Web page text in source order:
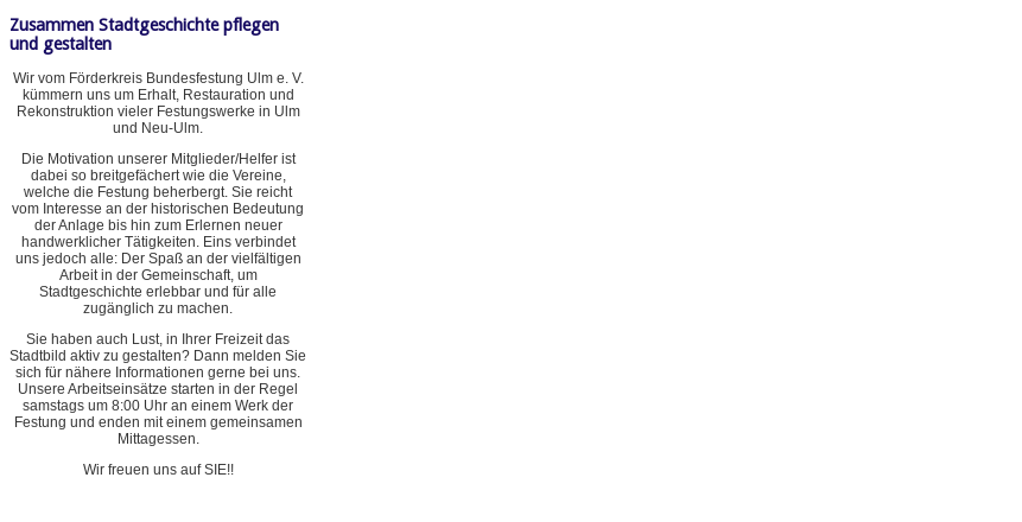
Zusammen Stadtgeschichte pflegen
und gestalten
Wir vom Förderkreis Bundesfestung Ulm e. V.
kümmern uns um Erhalt, Restauration und
Rekonstruktion vieler Festungswerke in Ulm
und Neu-Ulm.
Die Motivation unserer Mitglieder/Helfer ist
dabei so breitgefächert wie die Vereine,
welche die Festung beherbergt. Sie reicht
vom Interesse an der historischen Bedeutung
der Anlage bis hin zum Erlernen neuer
handwerklicher Tätigkeiten. Eins verbindet
uns jedoch alle: Der Spaß an der vielfältigen
Arbeit in der Gemeinschaft, um
Stadtgeschichte erlebbar und für alle
zugänglich zu machen.
Sie haben auch Lust, in Ihrer Freizeit das
Stadtbild aktiv zu gestalten? Dann melden Sie
sich für nähere Informationen gerne bei uns.
Unsere Arbeitseinsätze starten in der Regel
samstags um 8:00 Uhr an einem Werk der
Festung und enden mit einem gemeinsamen
Mittagessen.
Wir freuen uns auf SIE!!